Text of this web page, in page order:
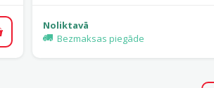
grozam
Noliktavā
Bezmaksas piegāde